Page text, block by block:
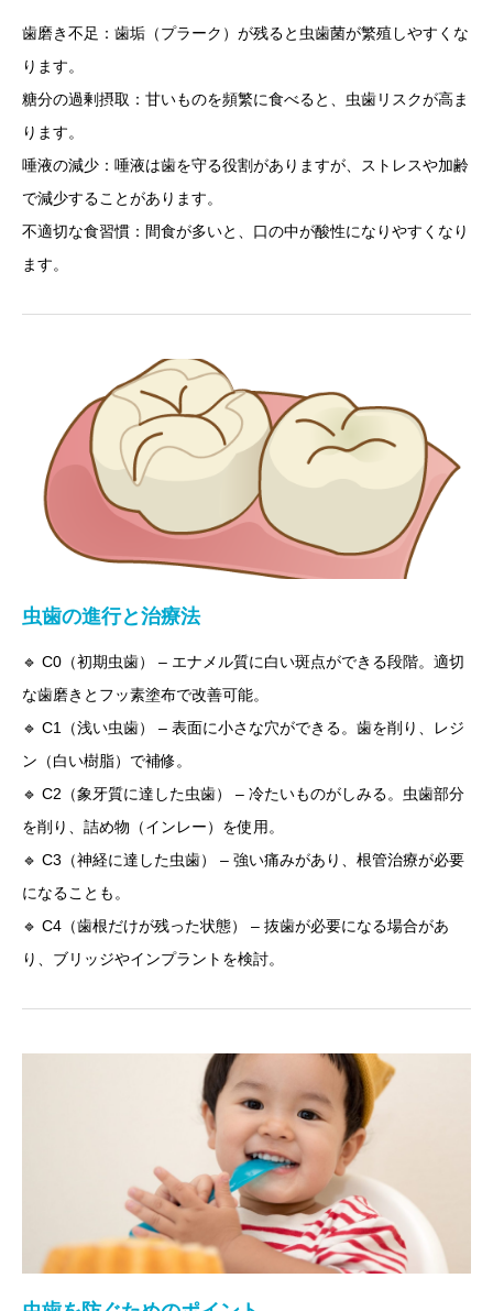
歯磨き不足：歯垢（プラーク）が残ると虫歯菌が繁殖しやすくな
ります。
糖分の過剰摂取：甘いものを頻繁に食べると、虫歯リスクが高ま
ります。
唾液の減少：唾液は歯を守る役割がありますが、ストレスや加齢
で減少することがあります。
不適切な食習慣：間食が多いと、口の中が酸性になりやすくなり
ます。
虫歯の進行と治療法
🔹 C0（初期虫歯） – エナメル質に白い斑点ができる段階。適切
な歯磨きとフッ素塗布で改善可能。
🔹 C1（浅い虫歯） – 表面に小さな穴ができる。歯を削り、レジ
ン（白い樹脂）で補修。
🔹 C2（象牙質に達した虫歯） – 冷たいものがしみる。虫歯部分
を削り、詰め物（インレー）を使用。
🔹 C3（神経に達した虫歯） – 強い痛みがあり、根管治療が必要
になることも。
🔹 C4（歯根だけが残った状態） – 抜歯が必要になる場合があ
り、ブリッジやインプラントを検討。